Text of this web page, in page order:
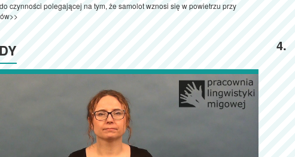
czynności polegającej na tym, że samolot wznosi się w powietrzu przy
4.